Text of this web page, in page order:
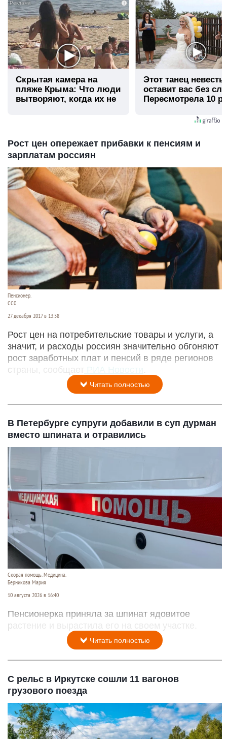
i
Скрытая камера на
пляже Крыма: Что люди
вытворяют, когда их не
Этот танец невесты
оставит вас без
Пересмотрела 10
Рост цен опережает прибавки к пенсиям и
зарплатам россиян
Пенсионер.
СС0
27 декабря 2017 в 13:58
Рост цен на потребительские товары и услуги, а
значит, и расходы россиян значительно обгоняют
рост заработных плат и пенсий в ряде регионов
страны, сообщает РИА Новости
Читать полностью
В Петербурге супруги добавили в суп дурман
вместо шпината и отравились
Скорая помощь. Медицина.
Берникова Мария
10 августа 2026 в 16:40
Пенсионерка приняла за шпинат ядовитое
растение и вырастила его на своем участке.
Читать полностью
С рельс в Иркутске сошли 11 вагонов
грузового поезда